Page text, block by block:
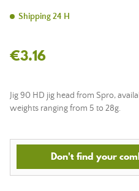
Shipping 24 H
€3.16
Jig 90 HD jig head from Spro,
weights ranging from 5 to 28g.
Don't find your